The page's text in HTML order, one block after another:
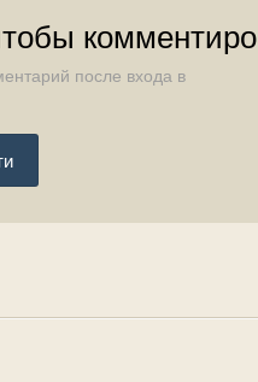
после входа в